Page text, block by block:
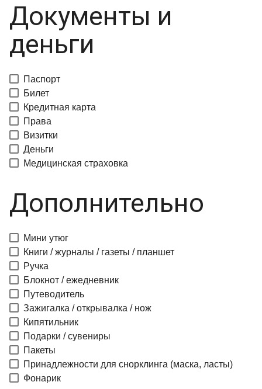
Документы и
деньги
Паспорт
Билет
Кредитная карта
Права
Визитки
Деньги
Медицинская страховка
Дополнительно
Мини утюг
Книги / журналы / газеты / планшет
Ручка
Блокнот / ежедневник
Путеводитель
Зажигалка / открывалка / нож
Кипятильник
Подарки / сувениры
Пакеты
Принадлежности для снорклинга (маска, ласты)
Фонарик